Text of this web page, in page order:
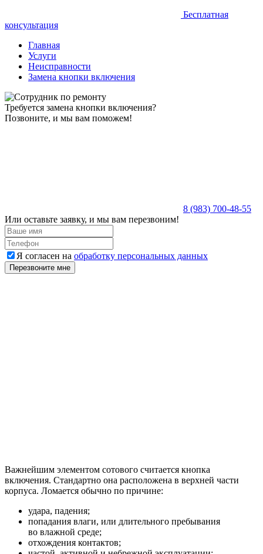
Бесплатная
консультация
Главная
Услуги
Неисправности
Замена кнопки включения
Требуется замена кнопки включения?
Позвоните, и мы вам поможем!
8 (983) 700-48-55
Или оставьте заявку, и мы вам перезвоним!
Я согласен на обработку персональных данных
Перезвоните мне
Важнейшим элементом сотового считается кнопка
включения. Стандартно она расположена в верхней части
корпуса. Ломается обычно по причине:
удара, падения;
попадания влаги, или длительного пребывания
во влажной среде;
отхождения контактов;